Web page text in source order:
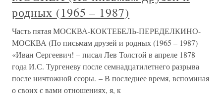
родных (1965 – 1987)
Часть пятая МОСКВА-КОКТЕБЕЛЬ-ПЕРЕДЕЛКИНО-
МОСКВА (По письмам друзей и родных (1965 – 1987)
«Иван Сергеевич! – писал Лев Толстой в апреле 1878
года И.С. Тургеневу после семнадцатилетнего разрыва
после ничтожной ссоры. – В последнее время, вспоминая
о своих с вами отношениях, я, к